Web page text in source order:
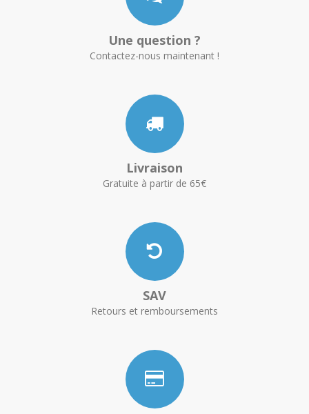
Une question ?
Contactez-nous maintenant !
Livraison
Gratuite à partir de 65€
SAV
Retours et remboursements